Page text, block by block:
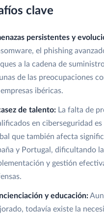
clave
persistentes y
el phishing
a la cadena de
de las preocupaciones
empresas ibéricas.
de talento: La falta de
en ciberseguridad
que también afecta
y Portugal, dificultando la
y gestión
y educación:
todavía existe la